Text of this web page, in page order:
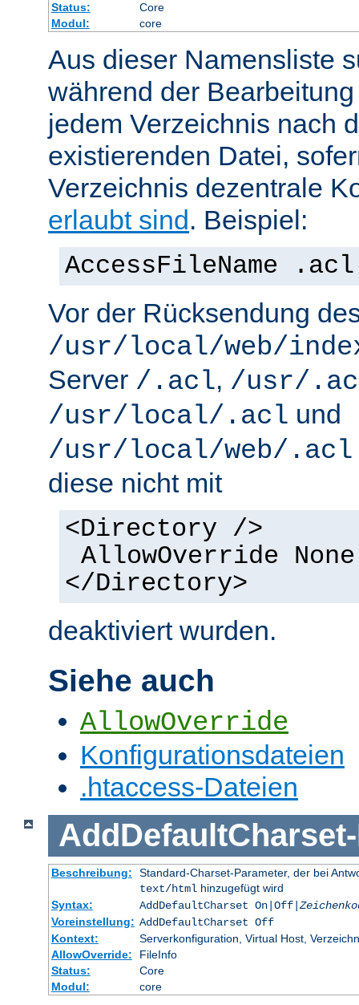
Status:
Core
Modul:
core
Aus dieser Namensliste
während der
jedem Verzeichnis nach
existierenden Datei,
Verzeichnis dezentrale
erlaubt sind . Beispiel:
AccessFileName .acl
Vor der Rücksendung
/usr/local/web/
Server /.acl, /usr/
/usr/local/.acl und
/usr/local/web/.acl
diese nicht mit
<Directory />
AllowOverride None
</Directory>
deaktiviert wurden.
Siehe auch
AllowOverride
Konfigurationsdateien
.htaccess-Dateien
AddDefaultCharset-
Beschreibung:
Standard-Charset-Parameter, der bei
text/html hinzugefügt wird
Syntax:
AddDefaultCharset On|Off|
Voreinstellung: AddDefaultCharset Off
Kontext:
Serverkonfiguration, Virtual Host,
AllowOverride:
FileInfo
Status:
Core
Modul:
core